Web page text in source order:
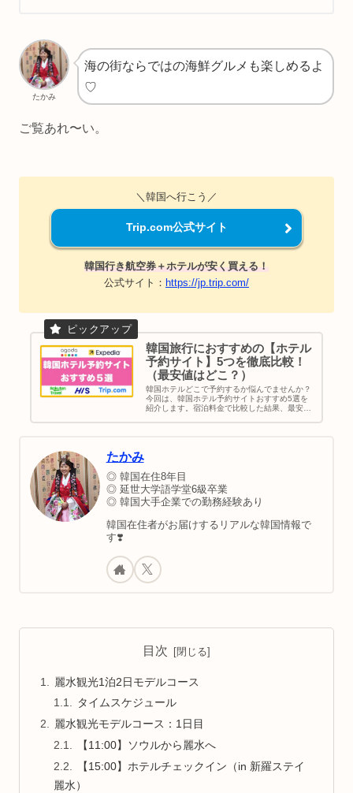
たかみ
海の街ならではの海鮮グルメも楽しめるよ
♡
ご覧あれ〜い。
＼韓国へ行こう／
Trip.com公式サイト
韓国行き航空券＋ホテルが安く買える！
公式サイト： https://jp.trip.com/
韓国旅行におすすめの【ホテル
予約サイト】5つを徹底比較！
（最安値はどこ？）
韓国ホテルどこで予約するか悩んでませんか？
今回は、韓国ホテル予約サイトおすすめ5選を
紹介します。宿泊料金で比較した結果、最安値
たかみ
◎ 韓国在住8年目
◎ 延世大学語学堂6級卒業
◎ 韓国大手企業での勤務経験あり
韓国在住者がお届けするリアルな韓国情報で
す❣️
目次
麗水観光1泊2日モデルコース
タイムスケジュール
麗水観光モデルコース：1日目
【11:00】ソウルから麗水へ
【15:00】ホテルチェックイン（in 新羅ステイ
麗水）